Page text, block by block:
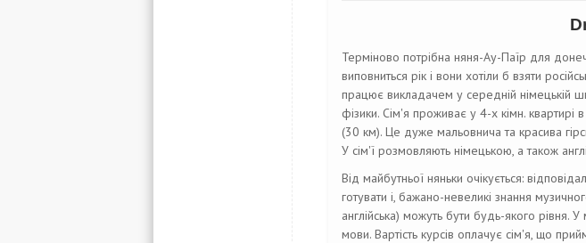
Терміново потрібна няня-Ау-Паїр для
виповниться рік і вони хотіли б взяти
працює викладачем у середній німецькій
фізики. Сім'я проживає у 4-х кімн.
(30 км). Це дуже мальовнича та красива
У сім'ї розмовляють німецькою, а також
Від майбутньої няньки очікується:
готувати і, бажано-невеликі знання
англійська) можуть бути будь-якого
мови. Вартість курсів оплачує сім'я, що